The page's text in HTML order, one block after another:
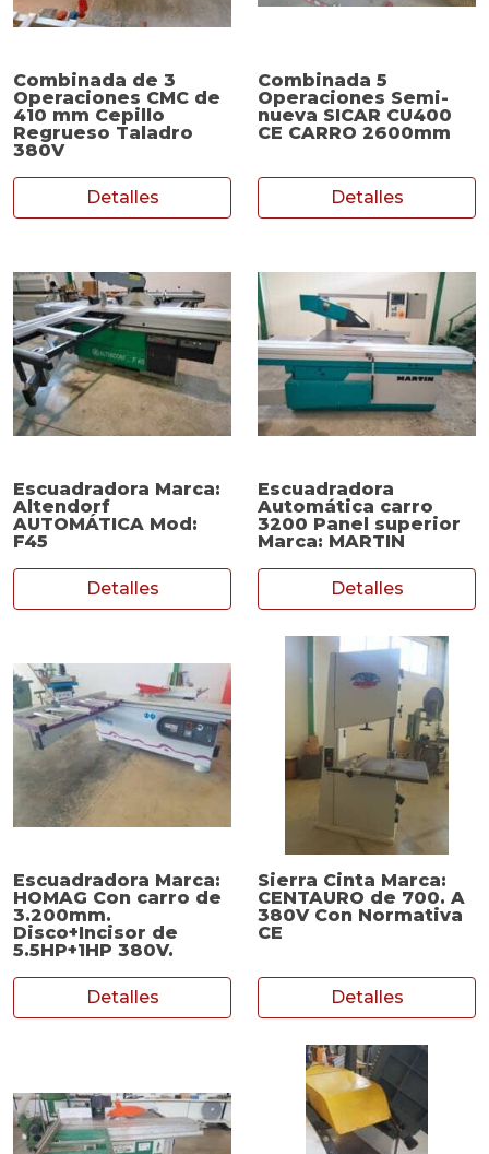
Combinada de 3
Operaciones CMC de
410 mm Cepillo
Regrueso Taladro
380V
Detalles
Combinada 5
Operaciones Semi-
nueva SICAR CU400
CE CARRO 2600mm
Detalles
Escuadradora Marca:
Altendorf
AUTOMÁTICA Mod:
F45
Detalles
Escuadradora
Automática carro
3200 Panel superior
Marca: MARTIN
Detalles
Escuadradora Marca:
HOMAG Con carro de
3.200mm.
Disco+Incisor de
5.5HP+1HP 380V.
Detalles
Sierra Cinta Marca:
CENTAURO de 700. A
380V Con Normativa
CE
Detalles